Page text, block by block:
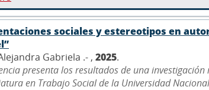
sociales y estereotipos en
Gabriela .- , 2025.
presenta los resultados de una
en Trabajo Social de la Universidad